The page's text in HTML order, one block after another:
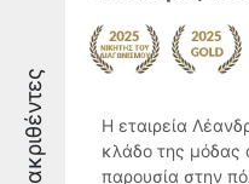
Διακριθέντες
Η εταιρεία
κλάδο της μόδας
παρουσία στην